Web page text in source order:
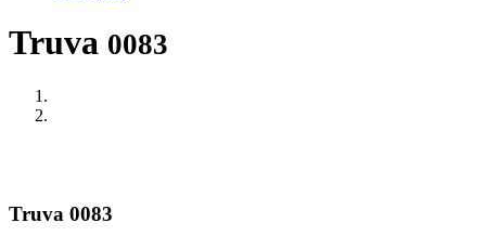
Truva 0083
Truva 0083